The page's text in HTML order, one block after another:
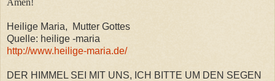
Heilige Maria, Mutter Gottes
Quelle: heilige -maria
http://www.heilige-maria.de/
DER HIMMEL SEI MIT UNS, ICH BITTE UM DEN SEGEN